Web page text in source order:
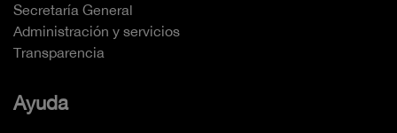
Secretaría General
Administración y servicios
Transparencia
Ayuda